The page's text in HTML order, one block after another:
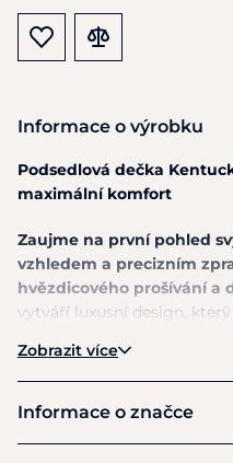
Informace o výrobku
Podsedlová dečka
maximální komfort
Zaujme na první pohled
vzhledem a precizním
hvězdicového prošívání a
vytváří luxusní design,
hřbetem koně a sedlem
tření při práci.
na hřbetě a komfort
Zobrazit více
Informace o značce